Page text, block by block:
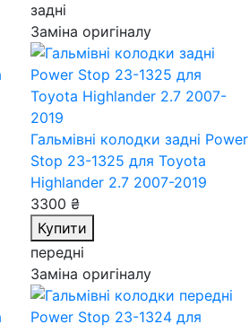
задні
Заміна оригіналу
Гальмівні колодки задні Power
Stop 23-1325 для Toyota
Highlander 2.7 2007-2019
3300 ₴
Купити
передні
Заміна оригіналу